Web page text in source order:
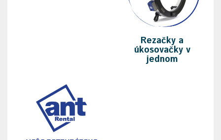
Rezačky a
úkosovačky v
jednom